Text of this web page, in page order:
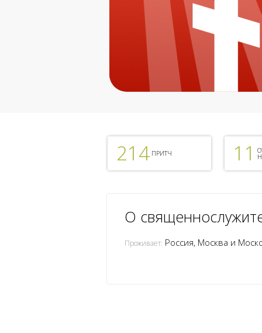
214 ПРИТЧ 11
О
Проживает: Россия, Москва и